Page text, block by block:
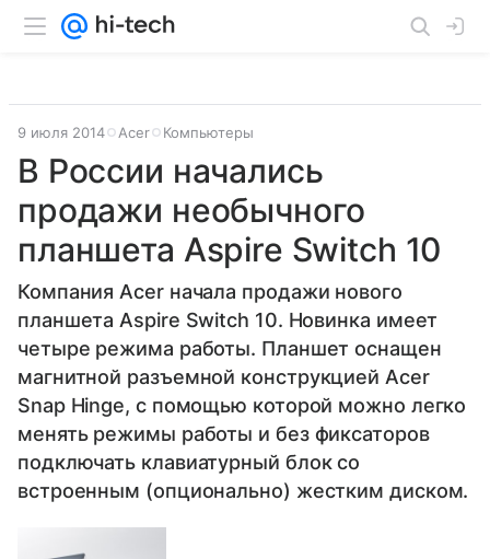
9 июля 2014 Acer Компьютеры
В России начались
продажи необычного
планшета Aspire Switch 10
Компания Acer начала продажи нового
планшета Aspire Switch 10. Новинка имеет
четыре режима работы. Планшет оснащен
магнитной разъемной конструкцией Acer
Snap Hinge, с помощью которой можно легко
менять режимы работы и без фиксаторов
подключать клавиатурный блок со
встроенным (опционально) жестким диском.